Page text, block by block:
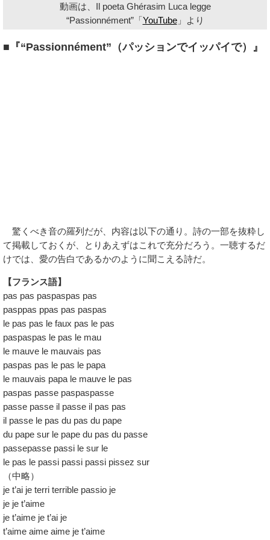
動画は、Il poeta Ghérasim Luca legge
“Passionnément”「YouTube」より
■『“Passionnément”（パッションでイッパイで）』
驚くべき音の羅列だが、内容は以下の通り。詩の一部を抜粋し
て掲載しておくが、とりあえずはこれで充分だろう。一聴するだ
けでは、愛の告白であるかのように聞こえる詩だ。
【フランス語】
pas pas paspaspas pas
pasppas ppas pas paspas
le pas pas le faux pas le pas
paspaspas le pas le mau
le mauve le mauvais pas
paspas pas le pas le papa
le mauvais papa le mauve le pas
paspas passe paspaspasse
passe passe il passe il pas pas
il passe le pas du pas du pape
du pape sur le pape du pas du passe
passepasse passi le sur le
le pas le passi passi passi pissez sur
（中略）
je t’ai je terri terrible passio je
je je t’aime
je t’aime je t’ai je
t’aime aime aime je t’aime